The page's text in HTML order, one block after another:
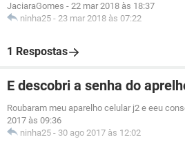
JaciaraGomes - 22 mar 2018 às 18:37
ninha25 - 23 mar 2018 às 07:22
1 Respostas
E descobri a senha do
Roubaram meu aparelho celular j2 e eeu
2017 às 09:36
ninha25 - 30 ago 2017 às 12:02